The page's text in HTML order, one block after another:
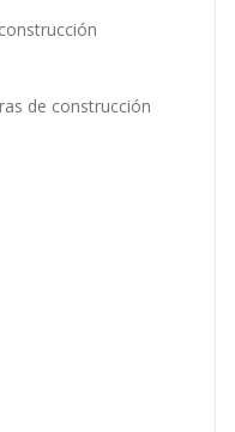
de construcción